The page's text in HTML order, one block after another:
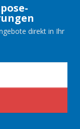
direkt in Ihr